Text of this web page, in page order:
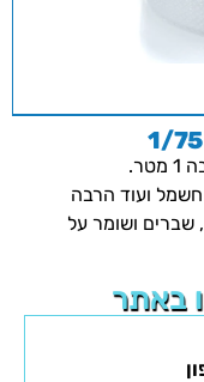
חשמל ועוד הרבה
שברים ושומר על
באתר